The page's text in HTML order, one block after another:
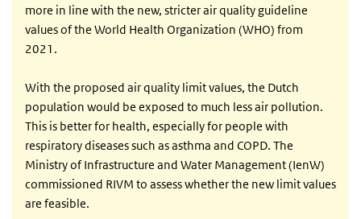
more in line with the new, stricter air quality guideline
values of the World Health Organization (WHO) from
2021.
With the proposed air quality limit values, the Dutch
population would be exposed to much less air pollution.
This is better for health, especially for people with
respiratory diseases such as asthma and COPD. The
Ministry of Infrastructure and Water Management (IenW)
commissioned RIVM to assess whether the new limit values
are feasible.